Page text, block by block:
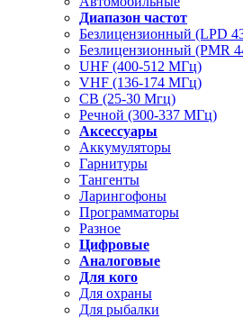
Диапазон частот
Безлицензионный (LPD
Безлицензионный (PMR
UHF (400-512 МГц)
VHF (136-174 МГц)
CB (25-30 Мгц)
Речной (300-337 МГц)
Аксессуары
Аккумуляторы
Гарнитуры
Тангенты
Ларингофоны
Программаторы
Разное
Цифровые
Аналоговые
Для кого
Для охраны
Для рыбалки